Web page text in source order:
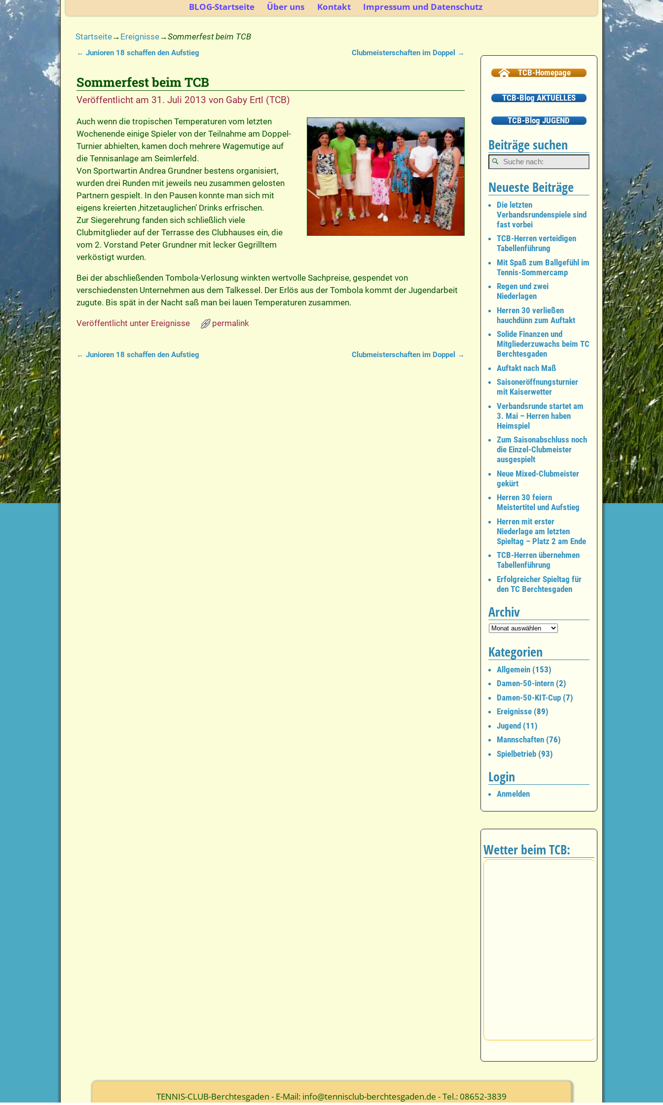
BLOG-Startseite Über uns Kontakt Impressum und Datenschutz
Startseite→ Ereignisse→Sommerfest beim TCB
← Junioren 18 schaffen den Aufstieg Clubmeisterschaften im Doppel →
Sommerfest beim TCB
Veröffentlicht am 31. Juli 2013 von Gaby Ertl (TCB)
Auch wenn die tropischen Temperaturen vom letzten
Wochenende einige Spieler von der Teilnahme am Doppel-
Turnier abhielten, kamen doch mehrere Wagemutige auf
die Tennisanlage am Seimlerfeld.
Von Sportwartin Andrea Grundner bestens organisiert,
wurden drei Runden mit jeweils neu zusammen gelosten
Partnern gespielt. In den Pausen konnte man sich mit
eigens kreierten ‚hitzetauglichen’ Drinks erfrischen.
Zur Siegerehrung fanden sich schließlich viele
Clubmitglieder auf der Terrasse des Clubhauses ein, die
vom 2. Vorstand Peter Grundner mit lecker Gegrilltem
verköstigt wurden.
Bei der abschließenden Tombola-Verlosung winkten wertvolle Sachpreise, gespendet von
verschiedensten Unternehmen aus dem Talkessel. Der Erlös aus der Tombola kommt der Jugendarbeit
zugute. Bis spät in der Nacht saß man bei lauen Temperaturen zusammen.
Veröffentlicht unter Ereignisse permalink
← Junioren 18 schaffen den Aufstieg Clubmeisterschaften im Doppel →
TCB-Homepage
TCB-Blog AKTUELLES
TCB-Blog JUGEND
Beiträge suchen
Neueste Beiträge
Die letzten
Verbandsrundenspiele sind
fast vorbei
TCB-Herren verteidigen
Tabellenführung
Mit Spaß zum Ballgefühl im
Tennis-Sommercamp
Regen und zwei
Niederlagen
Herren 30 verließen
hauchdünn zum Auftakt
Solide Finanzen und
Mitgliederzuwachs beim TC
Berchtesgaden
Auftakt nach Maß
Saisoneröffnungsturnier
mit Kaiserwetter
Verbandsrunde startet am
3. Mai – Herren haben
Heimspiel
Zum Saisonabschluss noch
die Einzel-Clubmeister
ausgespielt
Neue Mixed-Clubmeister
gekürt
Herren 30 feiern
Meistertitel und Aufstieg
Herren mit erster
Niederlage am letzten
Spieltag – Platz 2 am Ende
TCB-Herren übernehmen
Tabellenführung
Erfolgreicher Spieltag für
den TC Berchtesgaden
Archiv
Kategorien
Allgemein(153)
Damen-50-intern(2)
Damen-50-KIT-Cup(7)
Ereignisse(89)
Jugend(11)
Mannschaften(76)
Spielbetrieb(93)
Login
Anmelden
Wetter beim TCB:
TENNIS-CLUB-Berchtesgaden - E-Mail: info@tennisclub-berchtesgaden.de - Tel.: 08652-3839